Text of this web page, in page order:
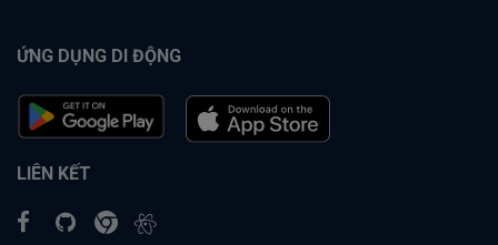
ỨNG DỤNG DI ĐỘNG
LIÊN KẾT